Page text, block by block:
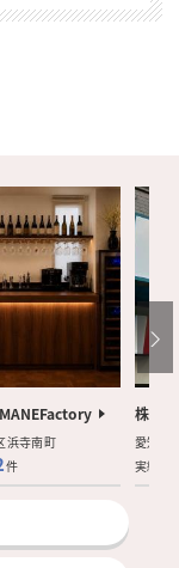
浜寺南町
件
株式
愛知県
実績・